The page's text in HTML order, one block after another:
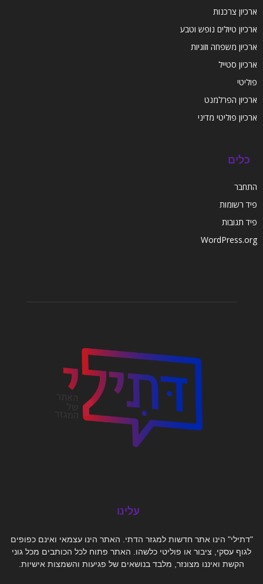
ארכיון צרכנות
ארכיון טיולים נופש וטבע
ארכיון משפחה וזוגיות
ארכיון סטייל
פוליטי
ארכיון הפרלמנט
ארכיון פוליטי מדיני
כלים
התחבר
פיד רשומות
פיד תגובות
WordPress.org
עלינו
"דתילי" הינו אתר חדשות למגזר הדתי. האתר הינו עצמאי ואינם כפופים
לגוף עסקי, ציבור או פוליטי כלשהו. האתר פתוח לכל הכותבים מכל גוני
הקשת ואיננו מצונזר, מלבד בנושאים של פגיעות והשמצות אישיות.